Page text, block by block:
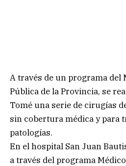
A través de un programa del
Pública de la Provincia, se
Tomé una serie de cirugías
sin cobertura médica y para
patologías.
En el hospital San Juan
a través del programa